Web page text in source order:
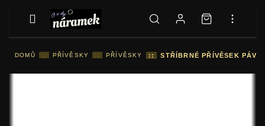
DOMŮ :: PŘÍVĚSKY :: PŘÍVĚSKY :: STŘÍBRNÉ PŘÍVĚSEK PÁV